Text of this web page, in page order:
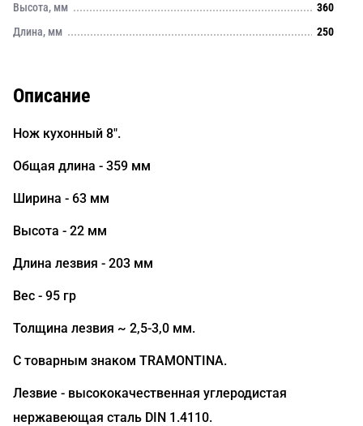
Высота, мм
360
Длина, мм
250
Описание
Нож кухонный 8".
Общая длина - 359 мм
Ширина - 63 мм
Высота - 22 мм
Длина лезвия - 203 мм
Вес - 95 гр
Толщина лезвия ~ 2,5-3,0 мм.
С товарным знаком TRAMONTINA.
Лезвие - высококачественная углеродистая
нержавеющая сталь DIN 1.4110.